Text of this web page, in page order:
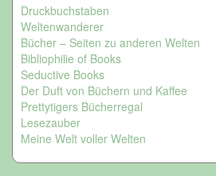
Druckbuchstaben
Weltenwanderer
Bücher – Seiten zu anderen Welten
Bibliophilie of Books
Seductive Books
Der Duft von Büchern und Kaffee
Prettytigers Bücherregal
Lesezauber
Meine Welt voller Welten